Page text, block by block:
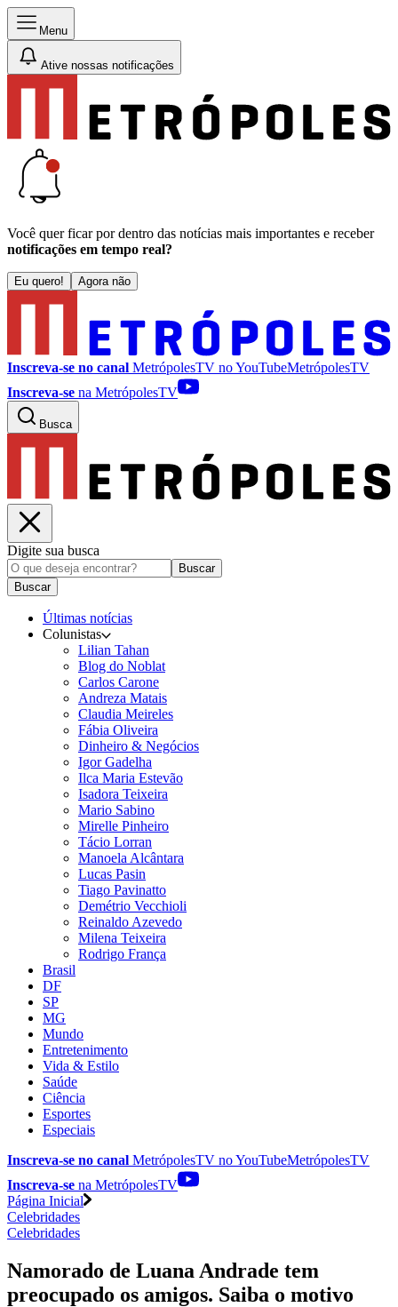
Menu
Ative nossas notificações
Você quer ficar por dentro das notícias mais importantes e receber
notificações em tempo real?
Eu quero! Agora não
Inscreva-se no canal MetrópolesTV noYouTubeMetrópolesTV
Inscreva-se na MetrópolesTV
Busca
Digite sua busca
Buscar
Buscar
Últimas notícias
Colunistas
Lilian Tahan
Blog do Noblat
Carlos Carone
Andreza Matais
Claudia Meireles
Fábia Oliveira
Dinheiro & Negócios
Igor Gadelha
Ilca Maria Estevão
Isadora Teixeira
Mario Sabino
Mirelle Pinheiro
Tácio Lorran
Manoela Alcântara
Lucas Pasin
Tiago Pavinatto
Demétrio Vecchioli
Reinaldo Azevedo
Milena Teixeira
Rodrigo França
Brasil
DF
SP
MG
Mundo
Entretenimento
Vida & Estilo
Saúde
Ciência
Esportes
Especiais
Inscreva-se no canal MetrópolesTV noYouTubeMetrópolesTV
Inscreva-se na MetrópolesTV
Página Inicial
Celebridades
Celebridades
Namorado de Luana Andrade tem
preocupado os amigos. Saiba o motivo